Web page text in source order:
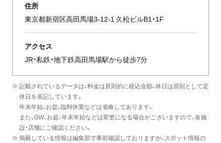
住所
東京都新宿区高田馬場3-12-1 久松ビルB1・1F
アクセス
JR・私鉄・地下鉄高田馬場駅から徒歩7分
※ 記載されているデータは、料金は原則的に税込金額、休日は原則として定
休日を表記しています。
年末年始、お盆、臨時休業などは省略してあります。
また、GW、お盆、年末年始などは変更になる場合がございますので、各施
設・店舗にご確認ください。
※ 掲載している情報は編集部で事前確認しておりますが、スポット情報の